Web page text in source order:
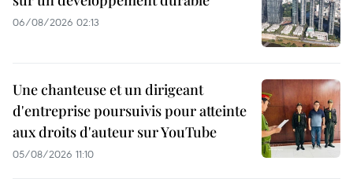
06/08/2026 02:13
Une chanteuse et un dirigeant
d'entreprise poursuivis pour atteinte
aux droits d'auteur sur YouTube
05/08/2026 11:10